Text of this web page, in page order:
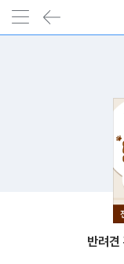
반려견